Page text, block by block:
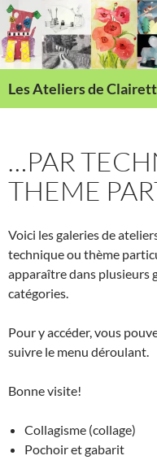
Aller
au
contenu
Les Ateliers de Clairett
…PAR
THEME
Voici les galeries de
technique ou thème
apparaître dans plusieurs
catégories.
Pour y accéder, vous
suivre le menu déroulant.
Bonne visite!
Collagisme (collage)
Pochoir et gabarit